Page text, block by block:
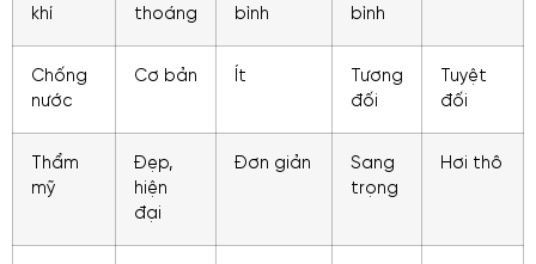
khí
thoáng
bình
bình
Chống
nước
Cơ bản Ít
Tương
đối
Tuyệt
đối
Thẩm
mỹ
Đẹp,
hiện
đại
Đơn giản
Sang
trọng
Hơi thô